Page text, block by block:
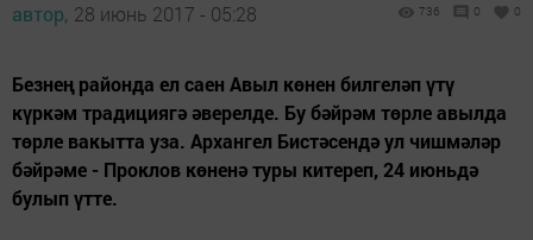
автор, 28 июнь 2017 - 05:28 736 0 0
Безнең районда ел саен Авыл көнен билгеләп үтү
күркәм традициягә әверелде. Бу бәйрәм төрле авылда
төрле вакытта уза. Архангел Бистәсендә ул чишмәләр
бәйрәме - Проклов көненә туры китереп, 24 июньдә
булып үтте.